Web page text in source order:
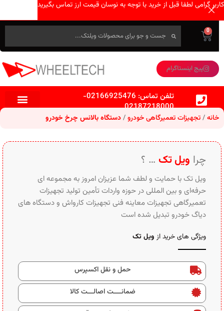
0
پیج اینستاگرام
تلفن تماس: 02166925476
-
02187218000
خانه تجهیزات تعمیرگاهی خودرو دستگاه بالانس چرخ خودرو
چرا ویل تک … ؟
ویل تک با حمایت و لطف شما عزیزان امروز به مجموعه ای
حرفه‌ای و بین‌ المللی در حوزه واردات تأمین تولید تجهیزات
تعمیرگاهی تجهیزات معاینه فنی تجهیزات کارواش و دستگاه های
دیاگ خودرو تبدیل شده است
ویژگی های خرید از ویل تک
حمل و نقل اکسپرس
ضمانــــت اصالـــت کالا
کاربر گرامی لطفا قبل از خرید با توجه به نوسان قیمت ارز تماس بگیرید